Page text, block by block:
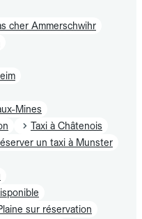
cher Ammerschwihr
Mines
Taxi à Châtenois
un taxi à Munster
sur réservation